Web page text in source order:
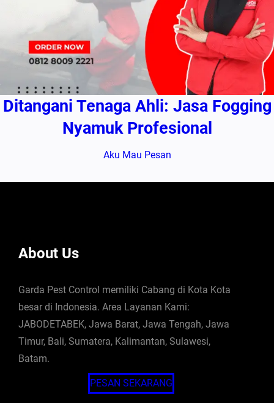
Ditangani Tenaga Ahli: Jasa Fogging
Nyamuk Profesional
Aku Mau Pesan
About Us
Garda Pest Control memiliki Cabang di Kota Kota
besar di Indonesia. Area Layanan Kami:
JABODETABEK, Jawa Barat, Jawa Tengah, Jawa
Timur, Bali, Sumatera, Kalimantan, Sulawesi,
Batam.
PESAN SEKARANG